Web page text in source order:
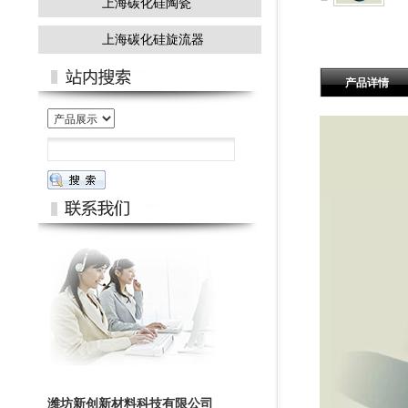
产品详情
上海碳化硅旋流器
潍坊新创新材料科技有限公司